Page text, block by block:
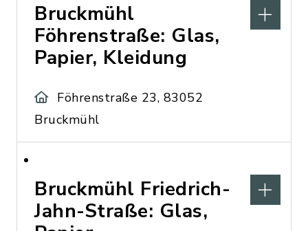
Bruckmühl
Föhrenstraße: Glas,
Papier, Kleidung
Föhrenstraße 23, 83052
Bruckmühl
Bruckmühl Friedrich-
Jahn-Straße: Glas,